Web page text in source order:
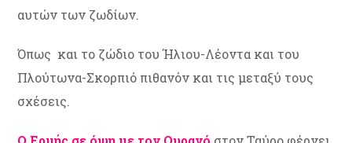
αυτών των ζωδίων.
Όπως και το ζώδιο του Ήλιου-Λέοντα και του
Πλούτωνα-Σκορπιό πιθανόν και τις μεταξύ τους
σχέσεις.